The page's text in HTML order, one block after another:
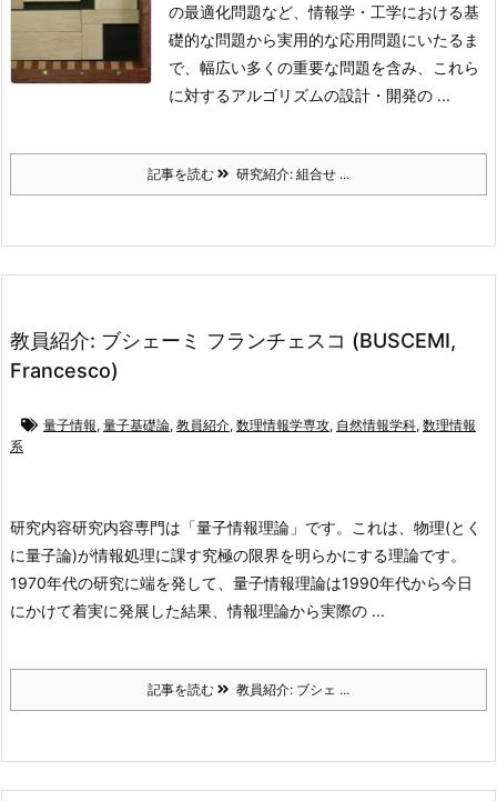
の最適化問題など、情報学・工学における基
礎的な問題から実用的な応用問題にいたるま
で、幅広い多くの重要な問題を含み、これら
に対するアルゴリズムの設計・開発の ...
記事を読む 研究紹介: 組合せ ...
教員紹介: ブシェーミ フランチェスコ (BUSCEMI,
Francesco)
量子情報, 量子基礎論, 教員紹介, 数理情報学専攻, 自然情報学科, 数理情報
系
研究内容研究内容専門は「量子情報理論」です。これは、物理(とく
に量子論)が情報処理に課す究極の限界を明らかにする理論です。
1970年代の研究に端を発して、量子情報理論は1990年代から今日
にかけて着実に発展した結果、情報理論から実際の ...
記事を読む 教員紹介: ブシェ ...